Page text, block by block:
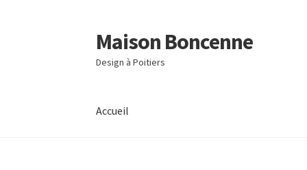
Aller
à
la
Aller
au
contenu
Maison Boncenne
Design à Poitiers
Accueil